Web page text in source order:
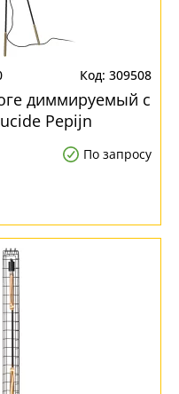
309508
диммируемый с
Pepijn
По запросу